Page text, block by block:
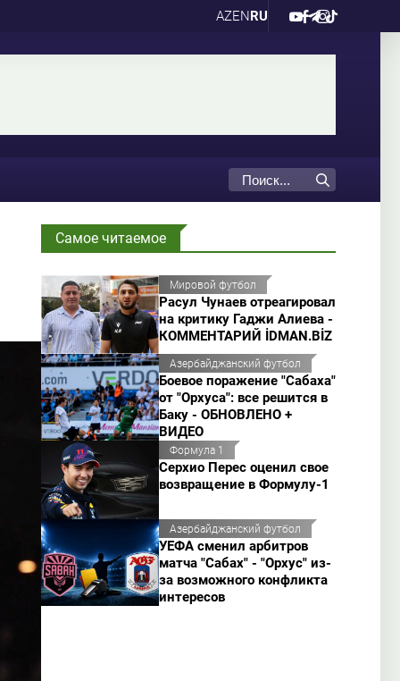
AZENRU
Самое читаемое
Мировой футбол
Расул Чунаев отреагировал
на критику Гаджи Алиева -
КОММЕНТАРИЙ İDMAN.BİZ
Азербайджанский футбол
Боевое поражение "Сабаха"
от "Орхуса": все решится в
Баку - ОБНОВЛЕНО +
ВИДЕО
Формула 1
Серхио Перес оценил свое
возвращение в Формулу-1
Азербайджанский футбол
УЕФА сменил арбитров
матча "Сабах" - "Орхус" из-
за возможного конфликта
интересов